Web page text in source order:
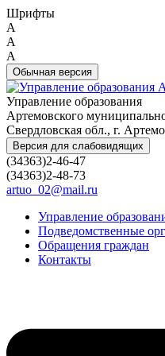
Шрифты
A
A
A
Обычная версия
Управление образования
Артемовского
Свердловская обл., г.
Версия для слабовидящих
(34363)2-46-47
(34363)2-48-73
artuo_02@mail.ru
Управление
Подведомственные
Обращения граждан
Контакты